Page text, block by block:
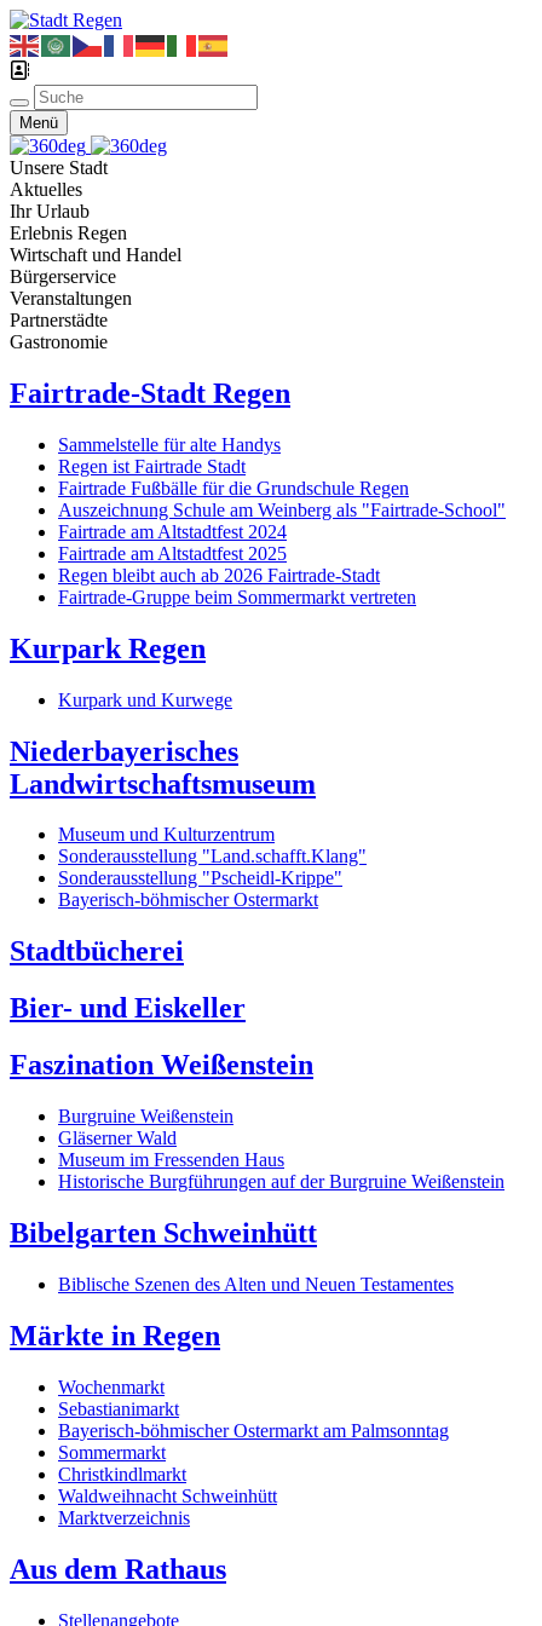
Menü
Unsere Stadt
Aktuelles
Ihr Urlaub
Erlebnis Regen
Wirtschaft und Handel
Bürgerservice
Veranstaltungen
Partnerstädte
Gastronomie
Fairtrade-Stadt Regen
Sammelstelle für alte Handys
Regen ist Fairtrade Stadt
Fairtrade Fußbälle für die Grundschule Regen
Auszeichnung Schule am Weinberg als "Fairtrade-School"
Fairtrade am Altstadtfest 2024
Fairtrade am Altstadtfest 2025
Regen bleibt auch ab 2026 Fairtrade-Stadt
Fairtrade-Gruppe beim Sommermarkt vertreten
Kurpark Regen
Kurpark und Kurwege
Niederbayerisches
Landwirtschaftsmuseum
Museum und Kulturzentrum
Sonderausstellung "Land.schafft.Klang"
Sonderausstellung "Pscheidl-Krippe"
Bayerisch-böhmischer Ostermarkt
Stadtbücherei
Bier- und Eiskeller
Faszination Weißenstein
Burgruine Weißenstein
Gläserner Wald
Museum im Fressenden Haus
Historische Burgführungen auf der Burgruine Weißenstein
Bibelgarten Schweinhütt
Biblische Szenen des Alten und Neuen Testamentes
Märkte in Regen
Wochenmarkt
Sebastianimarkt
Bayerisch-böhmischer Ostermarkt am Palmsonntag
Sommermarkt
Christkindlmarkt
Waldweihnacht Schweinhütt
Marktverzeichnis
Aus dem Rathaus
Stellenangebote